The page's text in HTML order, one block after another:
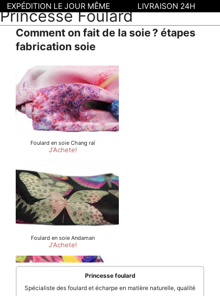
Princesse Foulard
Comment on fait de la soie ? étapes
fabrication soie
Princesse foulard
Spécialiste des foulard et écharpe en matière naturelle, qualité
EXPÉDITION LE JOUR MÊME LIVRAISON 24H